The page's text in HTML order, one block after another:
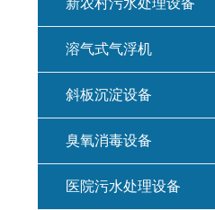
新农村污水处理设备
溶气式气浮机
斜板沉淀设备
臭氧消毒设备
医院污水处理设备